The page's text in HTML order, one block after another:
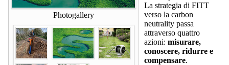
Photogallery
La strategia di FITT
verso la carbon
neutrality passa
attraverso quattro
azioni: misurare,
conoscere, ridurre e
compensare.